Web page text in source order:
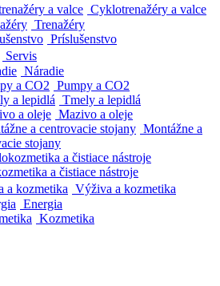
Cyklotrenažéry a valce
Trenažéry
Príslušenstvo
Servis
Náradie
Pumpy a CO2
Tmely a lepidlá
Mazivo a oleje
Montážne a
stojany
a čistiace nástroje
Výživa a kozmetika
Energia
Kozmetika